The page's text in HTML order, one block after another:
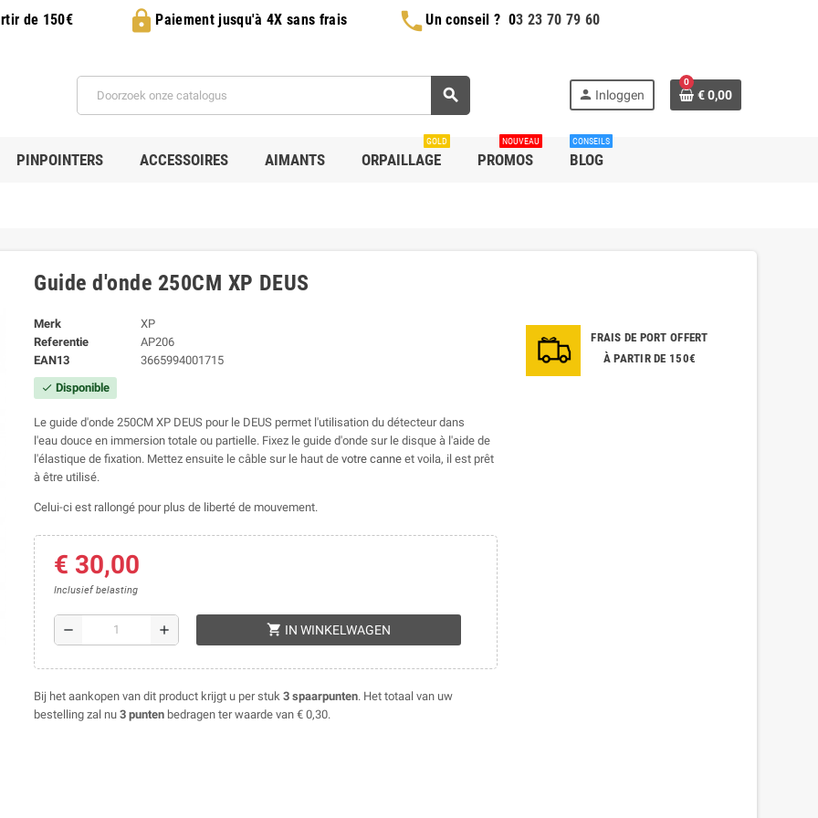
de 150€ lockPaiement jusqu'à 4X sans frais phoneUn conseil ? 03 23 70 79 60
search person Inloggen
0
€ 0,00
PINPOINTERS ACCESSOIRES AIMANTS ORPAILLAGE
GOLD
PROMOS
NOUVEAU
BLOG
CONSEILS
Guide d'onde 250CM XP DEUS
Merk
XP
Referentie
AP206
EAN13
3665994001715
check Disponible
Le guide d'onde 250CM XP DEUS pour le DEUS permet l'utilisation du détecteur dans
l'eau douce en immersion totale ou partielle. Fixez le guide d'onde sur le disque à l'aide de
l'élastique de fixation. Mettez ensuite le câble sur le haut devotre canne et voila, il est prêt
à être utilisé.
Celui-ci est rallongé pour plus de liberté de mouvement.
€ 30,00
Inclusief belasting
remove add shopping_cart IN WINKELWAGEN
Bij het aankopen van dit product krijgt u per stuk3 spaarpunten. Het totaal van uw
bestelling zal nu3 punten bedragen ter waarde van€ 0,30.
FRAIS DE PORT OFFERT
À PARTIR DE 150€